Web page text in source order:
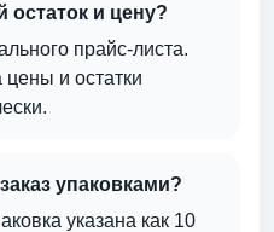
остаток и цену?
прайс-листа.
и остатки
упаковками?
указана как 10